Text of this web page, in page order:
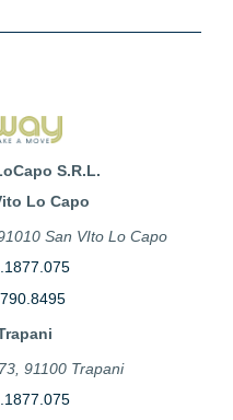
S.R.L.
Lo Capo
San VIto Lo Capo
91100 Trapani